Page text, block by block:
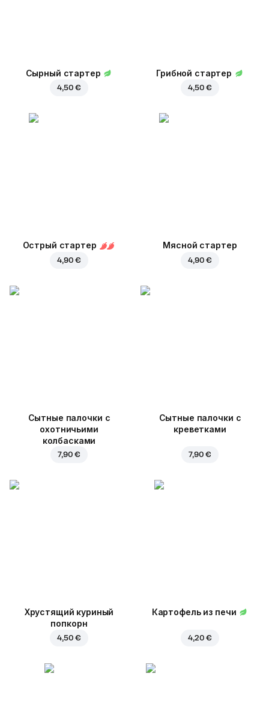
Сырный стартер
4,50 €
Грибной стартер
4,50 €
Острый стартер
4,90 €
Мясной стартер
4,90 €
Cытные палочки с
охотничьими
колбасками
7,90 €
Сытные палочки с
креветками
7,90 €
Хрустящий куриный
попкорн
4,50 €
Картофель из печи
4,20 €